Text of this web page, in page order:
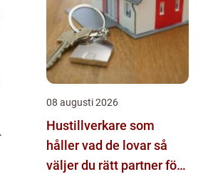
08 augusti 2026
Hustillverkare som
håller vad de lovar så
väljer du rätt partner för